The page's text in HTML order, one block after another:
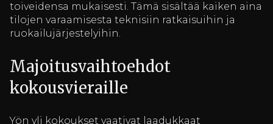
toiveidensa mukaisesti. Tämä sisältää kaiken aina
tilojen varaamisesta teknisiin ratkaisuihin ja
ruokailujärjestelyihin.
Majoitusvaihtoehdot
kokousvieraille
Yön yli kokoukset vaativat laadukkaat